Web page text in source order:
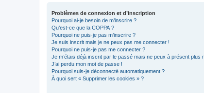
Problèmes de connexion et d’inscription
Pourquoi ai-je besoin de m’inscrire ?
Qu’est-ce que la COPPA ?
Pourquoi ne puis-je pas m’inscrire ?
Je suis inscrit mais je ne peux pas me connecter !
Pourquoi ne puis-je pas me connecter ?
Je m’étais déjà inscrit par le passé mais ne peux à présent plus
J’ai perdu mon mot de passe !
Pourquoi suis-je déconnecté automatiquement ?
À quoi sert « Supprimer les cookies » ?